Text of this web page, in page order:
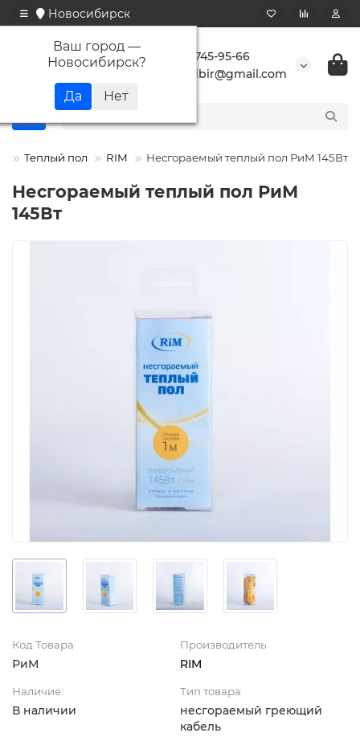
Новосибирск
Ваш город —
Новосибирск?
+7 923 745-95-66
buransibir@gmail.com
Теплый пол RIM Несгораемый теплый пол РиМ 145Вт
Несгораемый теплый пол РиМ
145Вт
Код Товара
РиМ
Производитель
RIM
Наличие:
В наличии
Тип товара
несгораемый греющий
кабель